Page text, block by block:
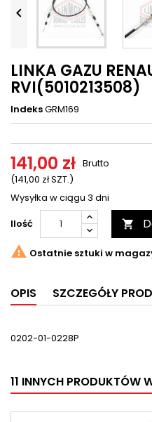


LINKA GAZU
RVI(5010213508)
IndeksGRM169
141,00 zł
(141,00 zł SZT.)
Brutto
Wysyłka w ciągu 3 dni
Ilość

 Ostatnie sztuki w
OPIS SZCZEGÓŁY
0202-01-0228P
11 INNYCH PRODUKTÓW